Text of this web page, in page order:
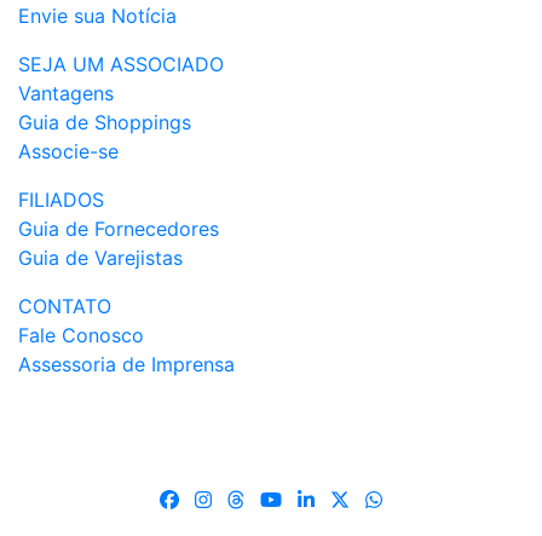
Envie sua Notícia
SEJA UM ASSOCIADO
Vantagens
Guia de Shoppings
Associe-se
FILIADOS
Guia de Fornecedores
Guia de Varejistas
CONTATO
Fale Conosco
Assessoria de Imprensa